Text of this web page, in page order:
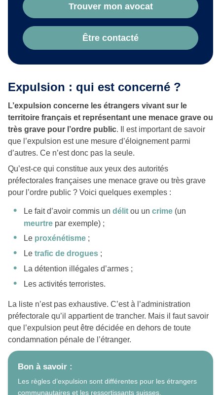
Trouver mon avocat
Être contacté
Expulsion : qui est concerné ?
L’expulsion concerne les étrangers vivant sur le
territoire français et représentant une menace grave ou
très grave pour l’ordre public. Il est important de savoir
que l’expulsion est une mesure d’éloignement parmi
d’autres. Ce n’est donc pas la seule.
Qu’est-ce qui constitue aux yeux des autorités
préfectorales françaises une menace grave ou très grave
pour l’ordre public ? Voici quelques exemples :
Le fait d’avoir commis un délit ou un crime (un
meurtre par exemple) ;
Le proxénétisme ;
Le trafic de drogues ;
La détention illégales d’armes ;
Les activités terroristes.
La liste n’est pas exhaustive. C’est à l’administration
préfectorale qu’il appartient de trancher. Mais il faut savoir
que l’expulsion peut être décidée en dehors de toute
condamnation pénale de l’étranger.
Bon à savoir :
Les règles d’expulsion sont différentes pour les étrangers
communautaires et les ressortissants suisses.